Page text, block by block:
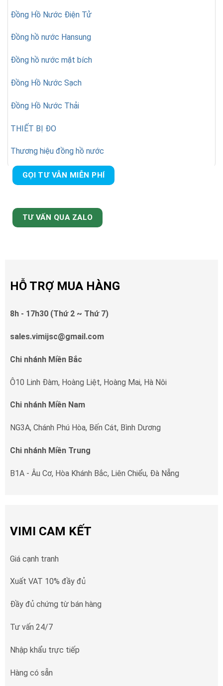
Đồng Hồ Nước Điện Tử
Đồng hồ nước Hansung
Đồng hồ nước mặt bích
Đồng Hồ Nước Sạch
Đồng Hồ Nước Thải
THIẾT BỊ ĐO
Thương hiệu đồng hồ nước
GỌI TƯ VẪN MIỄN PHÍ
TƯ VẤN QUA ZALO
HỖ TRỢ MUA HÀNG
8h - 17h30 (Thứ 2 ~ Thứ 7)
sales.vimijsc@gmail.com
Chi nhánh Miền Bắc
Ô10 Linh Đàm, Hoàng Liệt, Hoàng Mai, Hà Nôi
Chi nhánh Miền Nam
NG3A, Chánh Phú Hòa, Bến Cát, Bình Dương
Chi nhánh Miền Trung
B1A - Âu Cơ, Hòa Khánh Bắc, Liên Chiểu, Đà Nẵng
VIMI CAM KẾT
Giá cạnh tranh
Xuất VAT 10% đầy đủ
Đầy đủ chứng từ bán hàng
Tư vấn 24/7
Nhập khẩu trực tiếp
Hàng có sẵn